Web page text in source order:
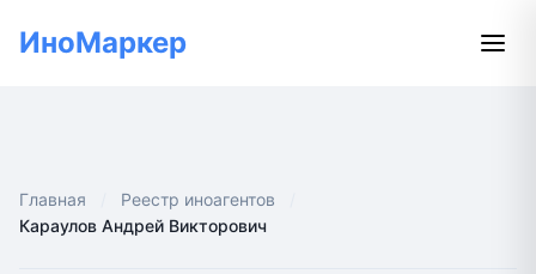
ИноМаркер
Главная
Реестр иноагентов
Караулов Андрей Викторович